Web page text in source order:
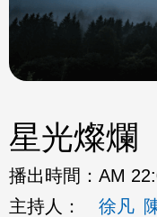
星光燦爛
播出時間： AM
主持人：
徐凡